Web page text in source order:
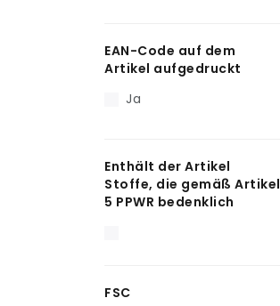
EAN-Code auf dem
Artikel aufgedruckt
Ja
Enthält der Artikel
Stoffe, die gemäß Artikel
5 PPWR bedenklich
FSC